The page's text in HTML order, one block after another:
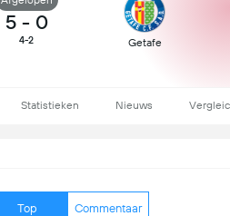
5 - 0
4-2 Getafe
Statistieken Nieuws
Top Commentaar